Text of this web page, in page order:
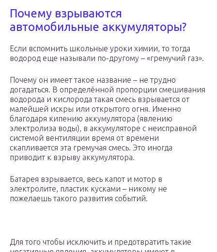
Почему взрываются
автомобильные аккумуляторы?
Если вспомнить школьные уроки химии, то тогда
водород еще называли по-другому – «гремучий газ».
Почему он имеет такое название – не трудно
догадаться. В определённой пропорции смешивания
водорода и кислорода такая смесь взрывается от
малейшей искры или открытого огня. Именно
благодаря кипению аккумулятора (явлению
электролиза воды), в аккумуляторе с неисправной
системой вентиляции время от времени
скапливается эта гремучая смесь. Это иногда
приводит к взрыву аккумулятора.
Батарея взрывается, весь капот и мотор в
электролите, пластик кусками – никому не
пожелаешь такого развития событий.
Для того чтобы исключить и предотвратить такие